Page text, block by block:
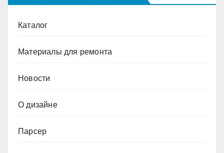
Каталог
Материалы для ремонта
Новости
О дизайне
Парсер